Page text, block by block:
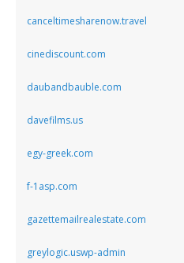
canceltimesharenow.travel
cinediscount.com
daubandbauble.com
davefilms.us
egy-greek.com
f-1asp.com
gazettemailrealestate.com
greylogic.uswp-admin